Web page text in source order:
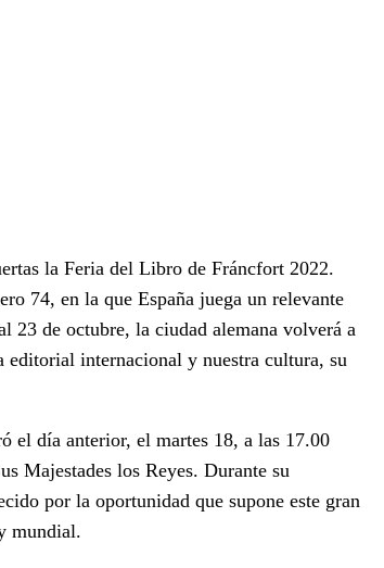
la Feria del Libro de Fráncfort 2022.
74, en la que España juega un relevante
23 de octubre, la ciudad alemana volverá a
editorial internacional y nuestra cultura, su
el día anterior, el martes 18, a las 17.00
Majestades los Reyes. Durante su
por la oportunidad que supone este gran
mundial.